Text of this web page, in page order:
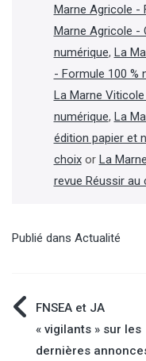
Marne Agricole -
Marne Agricole -
numérique, La
- Formule 100 %
La Marne
numérique, La
édition papier et
choixor La
revue Réussir au
Publié dans Actualité
Navigation
de
FNSEA et JA
« vigilants » sur les
dernières